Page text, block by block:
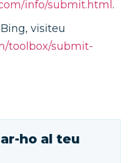
info/submit.html.
visiteu
toolbox/submit-
ho al teu